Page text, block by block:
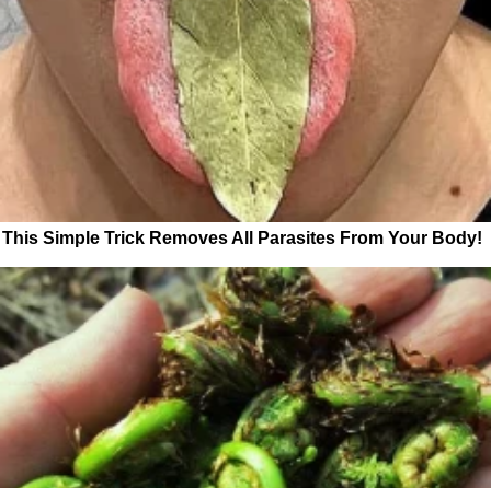
This Simple Trick Removes All Parasites From Your Body!